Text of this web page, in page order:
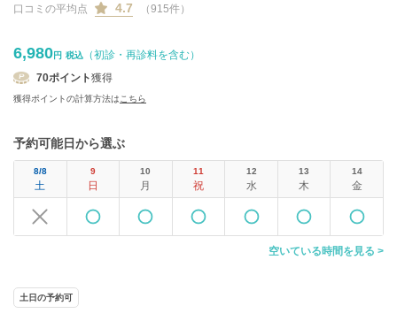
口コミの平均点 4.7 （915件）
6,980円 税込
（初診・再診料を含む）
70ポイント獲得
獲得ポイントの計算方法はこちら
予約可能日から選ぶ
8/8
土
9
日
10
月
11
祝
12
水
13
木
14
金
空いている時間を見る >
土日の予約可